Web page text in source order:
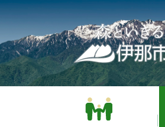
こ
の
ペ
ー
ジ
の